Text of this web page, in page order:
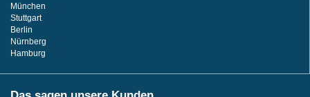
München
Stuttgart
Berlin
Nürnberg
Hamburg